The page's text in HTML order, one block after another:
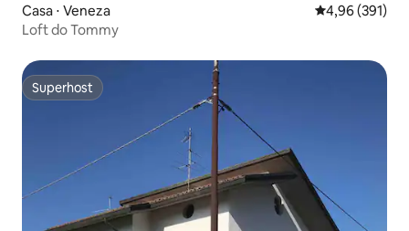
Casa ⋅ Veneza 4,96 de uma
4,96 (391)
Loft do Tommy
Superhost
Superhost